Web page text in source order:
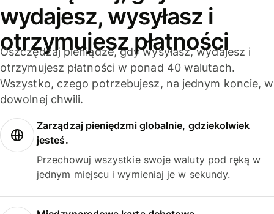
wydajesz, wysyłasz i
otrzymujesz płatności
Oszczędzaj pieniądze, gdy wysyłasz, wydajesz i
otrzymujesz płatności w ponad 40 walutach.
Wszystko, czego potrzebujesz, na jednym koncie, w
dowolnej chwili.
Zarządzaj pieniędzmi globalnie, gdziekolwiek
jesteś.
Przechowuj wszystkie swoje waluty pod ręką w
jednym miejscu i wymieniaj je w sekundy.